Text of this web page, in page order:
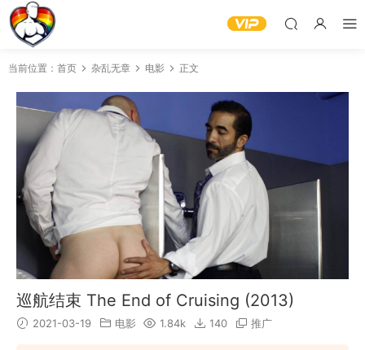
当前位置： 首页 杂乱无章 电影 正文
巡航结束 The End of Cruising (2013)
2021-03-19 电影 1.84k 140 推广